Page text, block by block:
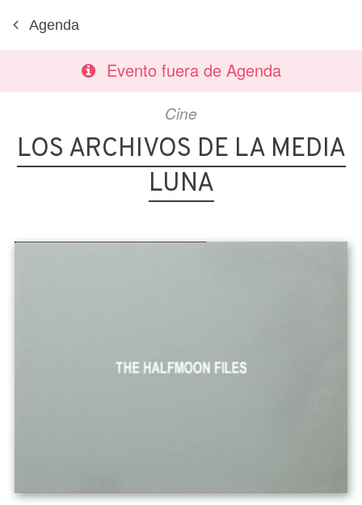
Agenda
Evento fuera de Agenda
Cine
LOS ARCHIVOS DE LA MEDIA
LUNA